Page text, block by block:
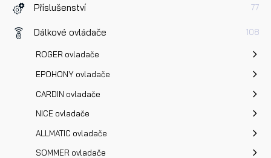
Příslušenství 77
Dálkové ovládače 108
ROGER ovladače
EPOHONY ovladače
CARDIN ovladače
NICE ovladače
ALLMATIC ovladače
SOMMER ovladače
Přečetl/a jsem si a jsem srozuměn/a se
Zásadami
osobních údajů